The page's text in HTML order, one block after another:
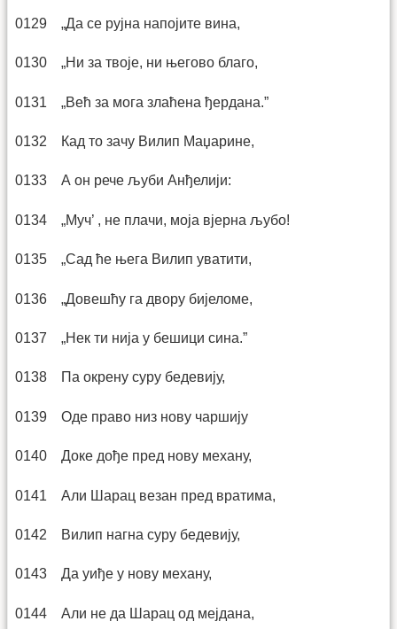
0129 „Да се рујна напојите вина,
0130 „Ни за твоје, ни његово благо,
0131 „Већ за мога злаћена ђердана.”
0132 Кад то зачу Вилип Маџарине,
0133 А он рече љуби Анђелији:
0134 „Муч’ , не плачи, моја вјерна љубо!
0135 „Сад ће њега Вилип уватити,
0136 „Довешћу га двору бијеломе,
0137 „Нек ти нија у бешици сина.”
0138 Па окрену суру бедевију,
0139 Оде право низ нову чаршију
0140 Доке дође пред нову механу,
0141 Али Шарац везан пред вратима,
0142 Вилип нагна суру бедевију,
0143 Да уиђе у нову механу,
0144 Али не да Шарац од мејдана,